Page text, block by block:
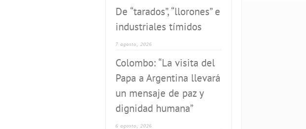
De “tarados”, “llorones” e
industriales tímidos
7 agosto, 2026
Colombo: “La visita del
Papa a Argentina llevará
un mensaje de paz y
dignidad humana”
6 agosto, 2026